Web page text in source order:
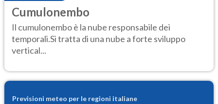
Cumulonembo
Il cumulonembo è la nube responsabile dei
temporali.Si tratta di una nube a forte sviluppo
vertical...
Previsioni meteo per le regioni italiane